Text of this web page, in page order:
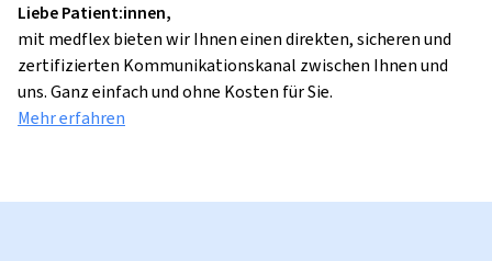
Liebe Patient:innen,
mit medflex bieten wir Ihnen einen direkten, sicheren und
zertifizierten Kommunikationskanal zwischen Ihnen und
uns. Ganz einfach und ohne Kosten für Sie.
Mehr erfahren